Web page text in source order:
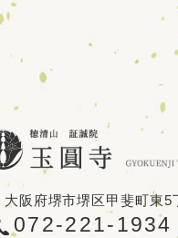
大阪府堺市堺区甲斐町東5
072-221-1934